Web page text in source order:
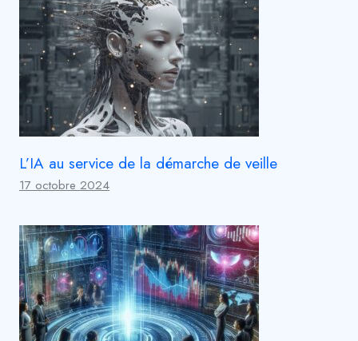
L’IA au service de la démarche de veille
17 octobre 2024